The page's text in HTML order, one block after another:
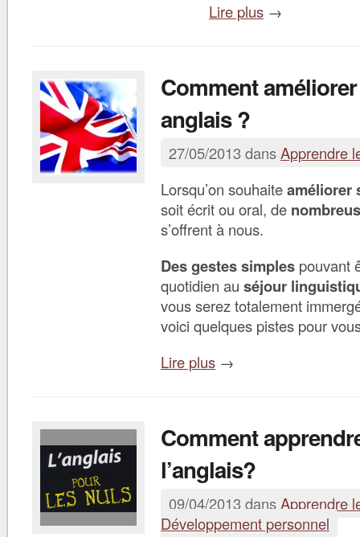
Lire plus →
Comment
anglais ?
27/05/2013 dansApprendre
Lorsqu’on souhaiteaméliorer
soit écrit ou oral, de
s’offrent à nous.
Des gestes simples pouvant
quotidien au séjour
vous serez totalement
voici quelques pistes pour
Lire plus →
Comment
l’anglais?
09/04/2013 dansApprendre
Développement personnel